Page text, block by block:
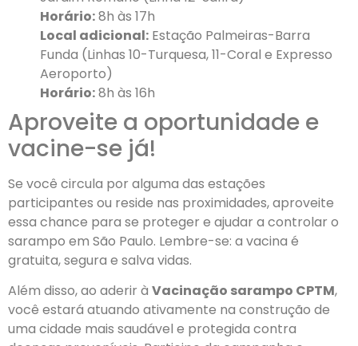
Horário:8h às 17h
Local adicional: Estação Palmeiras-Barra
Funda (Linhas 10-Turquesa, 11-Coral e Expresso
Aeroporto)
Horário:8h às 16h
Aproveite a oportunidade e
vacine-se já!
Se você circula por alguma das estações
participantes ou reside nas proximidades, aproveite
essa chance para se proteger e ajudar a controlar o
sarampo em São Paulo. Lembre-se: a vacina é
gratuita, segura e salva vidas.
Além disso, ao aderir à Vacinação sarampo CPTM,
você estará atuando ativamente na construção de
uma cidade mais saudável e protegida contra